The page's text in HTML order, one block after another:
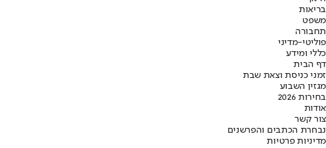
בריאות
משפט
תחבורה
פוליטי-מדיני
כללי ומידע
דף הבית
זמני כניסת וצאת שבת
מגזין השבוע
בחירות 2026
אודות
צור קשר
נבחרת הכתבים והפרשנים
מדיניות פרטיות